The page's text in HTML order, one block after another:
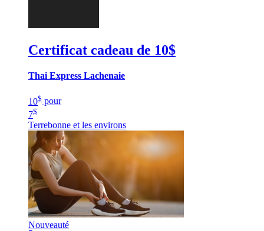
Certificat cadeau de 10$
Thai Express Lachenaie
10$ pour
7$
Terrebonne et les environs
Nouveauté